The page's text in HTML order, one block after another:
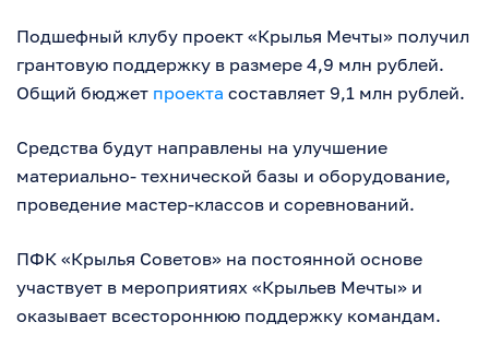
Подшефный клубу проект «Крылья Мечты» получил
грантовую поддержку в размере 4,9 млн рублей.
Общий бюджет проекта составляет 9,1 млн рублей.
Средства будут направлены на улучшение
материально- технической базы и оборудование,
проведение мастер-классов и соревнований.
ПФК «Крылья Советов» на постоянной основе
участвует в мероприятиях «Крыльев Мечты» и
оказывает всестороннюю поддержку командам.